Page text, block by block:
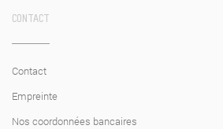
CONTACT
Contact
Empreinte
Nos coordonnées bancaires